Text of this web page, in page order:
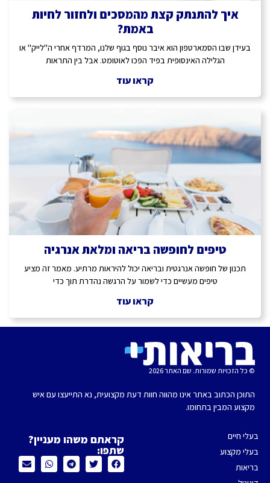
איך להתנתק קצת מהמסכים ולחזור לחיות
באמת?
בעידן שבו הסמארטפון הוא איבר נוסף בגוף שלנו, המרדף אחרי ה"לייק" או
הגלילה האינסופית בפיד הפכו לאוטומט. אבל בין התראות
קראו עוד
טיפים לחופשה בריאה ומלאת אנרגיה
תכנון של חופשה אנרגטית ובריאה יכול להיראות מרתיע. מאמר זה מציע
טיפים מעשיים כדי לשמור על הרגשה נהדרת תוך כדי
קראו עוד
© כל הזכויות שמורות. שם האתר 2026
בעלי חיים
בעלי מקצוע
בריאות
התוכן הכתוב באתר אינו מהווה חוות דעת מקצועית, נא התייעצו עם איש
מקצוע המבין בתחומו.
קראתם משהו מעניין?
שתפו: